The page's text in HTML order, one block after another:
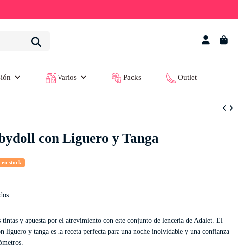
Varios Packs Outlet
con Liguero y Tanga
en stock
tintas y apuesta por el atrevimiento con este conjunto de lencería de Adalet. El
liguero y tanga es la receta perfecta para una noche inolvidable y una confianza